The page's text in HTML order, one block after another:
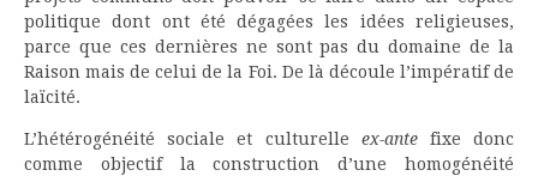
politique dont ont été dégagées les idées religieuses,
parce que ces dernières ne sont pas du domaine de la
Raison mais de celui de la Foi. De là découle l’impératif de
laïcité.
L’hétérogénéité sociale et culturelle ex-antefixe donc
comme objectif la construction d’une homogénéité